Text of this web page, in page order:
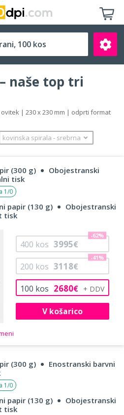
Išči
naše top tri
| 230 x 230 mm | odprti format
kovinska spirala ‐ srebrna
(300 g)
Obojestranski
tisk
1/0
papir (130 g)
Obojestranski
tisk
100 kos 2680€
200 kos 3118€
-41%
400 kos 3995€
-62%
V košarico
(300 g)
Enostranski barvni
1/0
papir (130 g)
Obojestranski
tisk